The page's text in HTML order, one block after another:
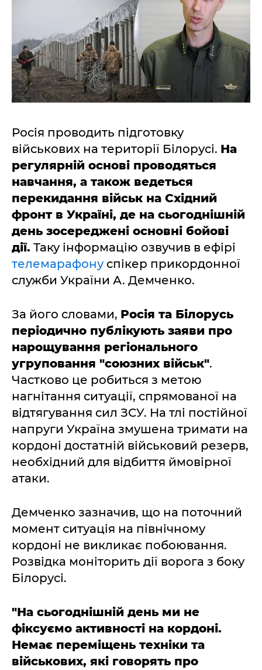
Росія проводить підготовку
військових на території Білорусі. На
регулярній основі проводяться
навчання, а також ведеться
перекидання військ на Східний
фронт в Україні, де на сьогоднішній
день зосереджені основні бойові
дії. Таку інформацію озвучив в ефірі
телемарафонуспікер прикордонної
служби України А. Демченко.
За його словами, Росія та Білорусь
періодично публікують заяви про
нарощування регіонального
угруповання "союзних військ".
Частково це робиться з метою
нагнітання ситуації, спрямованої на
відтягування сил ЗСУ. На тлі постійної
напруги Україна змушена тримати на
кордоні достатній військовий резерв,
необхідний для відбиття ймовірної
атаки.
Демченко зазначив, що на поточний
момент ситуація на північному
кордоні не викликає побоювання.
Розвідка моніторить дії ворога з боку
Білорусі.
"На сьогоднішній день ми не
фіксуємо активності на кордоні.
Немає переміщень техніки та
військових, які говорять про